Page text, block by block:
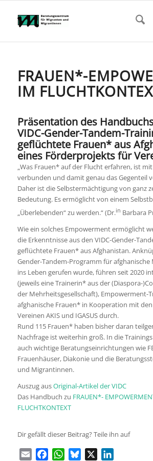
FRAUEN*-
IM
Präsentation des
VIDC-Gender-Tandem-
geflüchtete Frauen* aus
eines Förderprojekts für
„Was Frauen* auf der Flucht erfahren, ist
verbunden und damit genau das Gegenteil
Daher ist die Selbstermächtigung von ganz
Bedeutung. Es ermöglicht von einem
„Überlebenden“ zu werden.“ (Dr.in Barbara
Wie ein solches Empowerment ermöglicht
die Erkenntnisse aus den VIDC-Gender-
geflüchtete Frauen* aus Afghanistan.
Gender-Tandem-Programm für afghanische
ins Leben gerufen wurde, führen seit 2020
(jeweils eine Trainerin* aus der (Diaspora-
der Mehrheitsgesellschaft), Empowerment-
afghanische Frauen* in Kooperation mit
Vereinen AKIS und IGASUS durch.
Rund 115 Frauen* haben bisher daran
Nachfrage ist weiterhin groß. In die
auch wichtige Beratungseinrichtungen wie
Frauenhäuser, Diakonie und die
und Migrantinnen.
Auszug ausOriginal-Artikel der VIDC
Das Handbuch zu FRAUEN*-
FLUCHTKONTEXT
Dir gefällt dieser Beitrag? Teile ihn auf
Email FacebookWhatsApp
Bluesky